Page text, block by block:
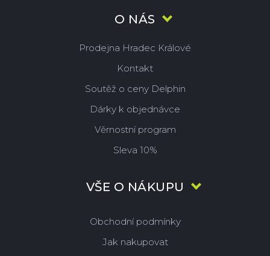
O NÁS
Prodejna Hradec Králové
Kontakt
Soutěž o ceny Delphin
Dárky k objednávce
Věrnostní program
Sleva 10%
VŠE O NÁKUPU
Obchodní podmínky
Jak nakupovat